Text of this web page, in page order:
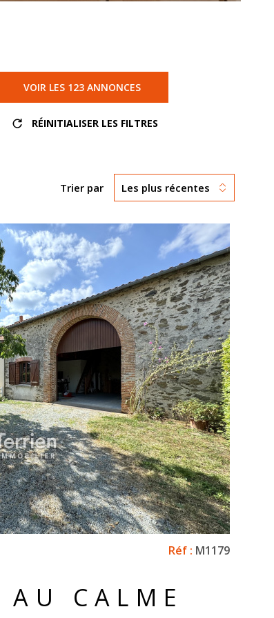
VOIR LES 123 ANNONCES
RÉINITIALISER LES FILTRES
Trier par Les plus récentes
LE BIEN
Réf : M1179
CALME